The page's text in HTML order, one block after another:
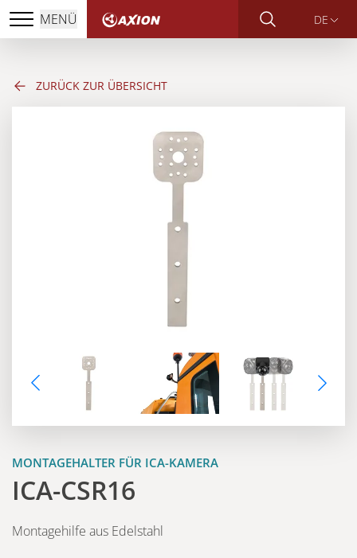
MENÜ DE
ZURÜCK ZUR ÜBERSICHT
MONTAGEHALTER FÜR ICA-KAMERA
ICA-CSR16
Montagehilfe aus Edelstahl